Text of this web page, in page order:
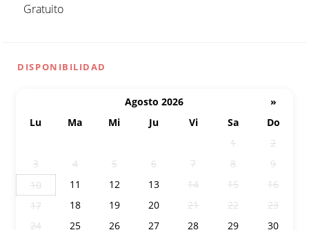
Gratuito
DISPONIBILIDAD
Agosto 2026
»
Lu
Ma Mi Ju Vi Sa
Do
1
2
3
4 5 6 7 8
9
10
11 12 13 14 15
16
17
18 19 20 21 22
23
24
25 26 27 28 29
30